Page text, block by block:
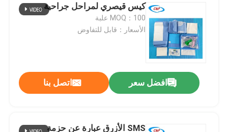
كيس قيصري لمراحل جراحية
MOQ：100 علبة
الأسعار：قابل للتفاوض
افضل سعر اتصل بنا
SMS الأزرق عبارة عن حزمة